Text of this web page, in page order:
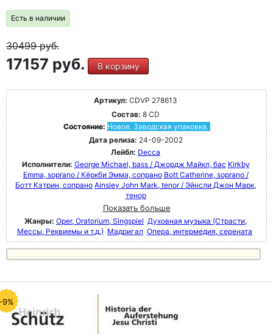
Есть в наличии
30499руб.
17157 руб. В корзину
Артикул: CDVP 278613
Состав: 8 CD
Состояние: Новое. Заводская упаковка.
Дата релиза: 24-09-2002
Лейбл: Decca
Исполнители: George Michael, bass / Джордж Майкл, бас Kirkby
Emma, soprano / Кёркби Эмма, сопрано Bott Catherine, soprano /
Ботт Кэтрин, сопрано Ainsley John Mark, tenor / Эйнсли Джон Марк,
тенор
Показать больше
Жанры: Oper, Oratorium, Singspiel Духовная музыка (Страсти,
Мессы, Реквиемы и т.д.) Мадригал Опера, интермедия, серената
9%